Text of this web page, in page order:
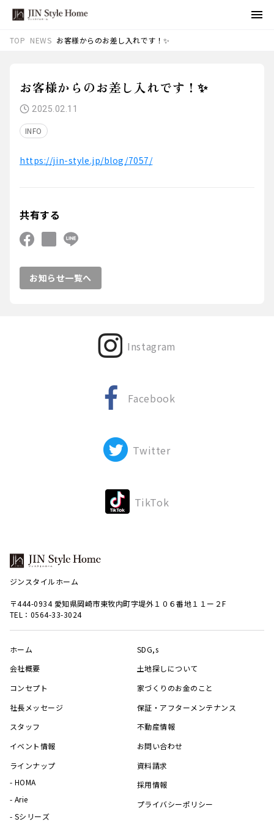
TOP NEWS お客様からのお差し入れです！✨
お客様からのお差し入れです！✨
2025.02.11
INFO
https://jin-style.jp/blog/7057/
共有する
お知らせ一覧へ
Instagram
Facebook
Twitter
TikTok
ジンスタイルホーム
〒444-0934 愛知県岡崎市東牧内町字堤外１０６番地１１ー２F
TEL：0564-33-3024
ホーム
会社概要
コンセプト
社長メッセージ
スタッフ
イベント情報
ラインナップ
HOMA
Arie
Sシリーズ
SDG,s
土地探しについて
家づくりのお金のこと
保証・アフターメンテナンス
不動産情報
お問い合わせ
資料請求
採用情報
プライバシーポリシー